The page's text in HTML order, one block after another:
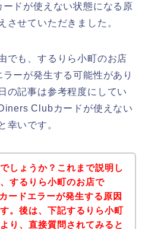
ドが使えない状態になる原
させていただきました。
でも、するりら小町のお店
ーが発生する可能性があり
の記事は参考程度にしてい
Clubカードが使えない
幸いです。
しょうか？これまで説明し
するりら小町のお店で
ードエラーが発生する原因
。後は、下記するりら小町
り、直接質問されてみると